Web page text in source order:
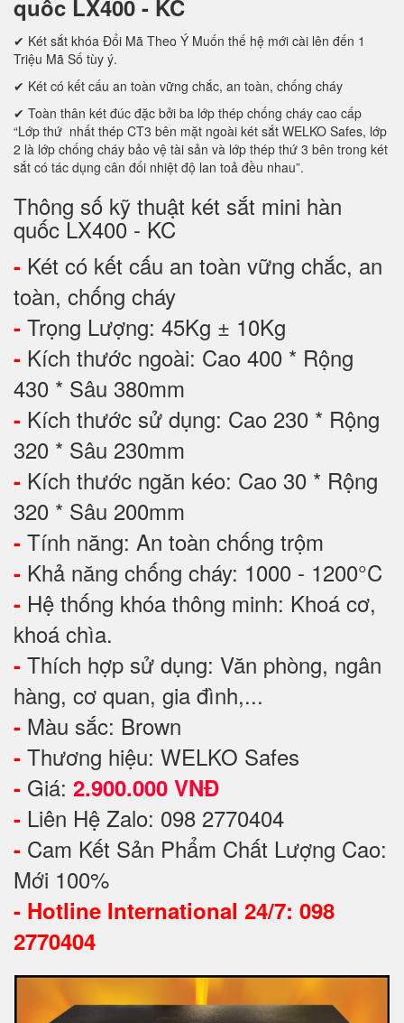
quốc LX400 - KC
✔ Két sắt khóa Đổi Mã Theo Ý Muốn thế hệ mới cài lên đến 1
Triệu Mã Số tùy ý.
✔ Két có kết cấu an toàn vững chắc, an toàn, chống cháy
✔ Toàn thân két đúc đặc bởi ba lớp thép chống cháy cao cấp
“Lớp thứ nhất thép CT3 bên mặt ngoài két sắt WELKO Safes, lớp
2 là lớp chống cháy bảo vệ tài sản và lớp thép thứ 3 bên trong két
sắt có tác dụng cân đối nhiệt độ lan toả đều nhau”.
Thông số kỹ thuật két sắt mini hàn
quốc LX400 - KC
- Két có kết cấu an toàn vững chắc, an
toàn, chống cháy
- Trọng Lượng: 45Kg ± 10Kg
- Kích thước ngoài: Cao 400 * Rộng
430 * Sâu 380mm
- Kích thước sử dụng: Cao 230 * Rộng
320 * Sâu 230mm
- Kích thước ngăn kéo: Cao 30 * Rộng
320 * Sâu 200mm
- Tính năng: An toàn chống trộm
- Khả năng chống cháy: 1000 - 1200°C
- Hệ thống khóa thông minh: Khoá cơ,
khoá chìa.
- Thích hợp sử dụng: Văn phòng, ngân
hàng, cơ quan, gia đình,...
- Màu sắc: Brown
- Thương hiệu: WELKO Safes
- Giá: 2.900.000 VNĐ
- Liên Hệ Zalo: 098 2770404
- Cam Kết Sản Phẩm Chất Lượng Cao:
Mới 100%
- Hotline International 24/7: 098
2770404